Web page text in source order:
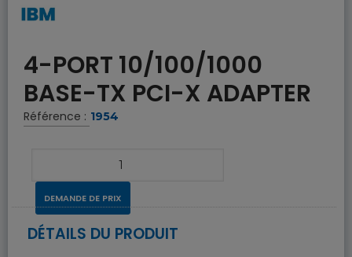
4-PORT 10/100/1000
BASE-TX PCI-X ADAPTER
Référence : 1954
DEMANDE DE PRIX
DÉTAILS DU PRODUIT